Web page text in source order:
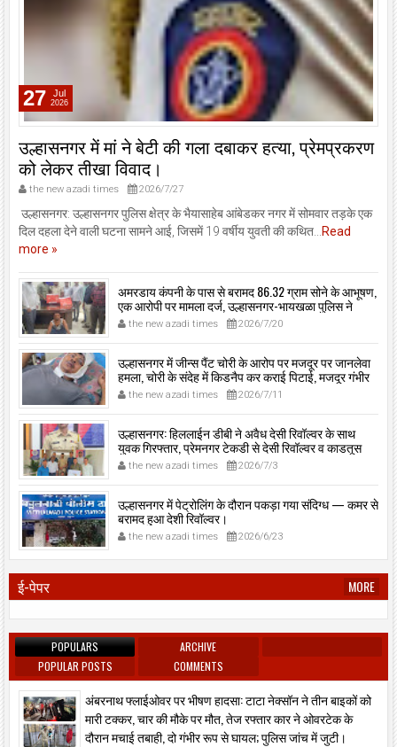
27 Jul
2026
उल्हासनगर में मां ने बेटी की गला दबाकर हत्या, प्रेमप्रकरण
को लेकर तीखा विवाद।
the new azadi times 2026/7/27
उल्हासनगर: उल्हासनगर पुलिस क्षेत्र के भैयासाहेब आंबेडकर नगर में सोमवार तड़के एक
दिल दहला देने वाली घटना सामने आई, जिसमें 19 वर्षीय युवती की कथित... Read
more »
अमरडाय कंपनी के पास से बरामद 86.32 ग्राम सोने के आभूषण,
एक आरोपी पर मामला दर्ज, उल्हासनगर-भायखळा पुलिस ने
घरफोड़ियों के संबंध में एक आरोपी से महत्वपूर्ण पूछताछ के बाद
आरोपी के साथी के ठिकाने से 10,90,261 रुपये मूल्य के सोने के
आभूषण बरामद किए।
the new azadi times 2026/7/20
उल्हासनगर में जीन्स पैंट चोरी के आरोप पर मजदूर पर जानलेवा
हमला, चोरी के संदेह में किडनैप कर कराई पिटाई, मजदूर गंभीर
रूप से जख्मी।
the new azadi times 2026/7/11
उल्हासनगर: हिललाईन डीबी ने अवैध देसी रिवॉल्वर के साथ
युवक गिरफ्तार, प्रेमनगर टेकडी से देसी रिवॉल्वर व काडतूस
जप्त, इलीगल हथियार साथ पकड़ा गया युवक एक दिन की
पोलीस कोठडी में।
the new azadi times 2026/7/3
उल्हासनगर में पेट्रोलिंग के दौरान पकड़ा गया संदिग्ध — कमर से
बरामद हुआ देशी रिवॉल्वर।
the new azadi times 2026/6/23
ई-पेपर MORE
POPULARS
ARCHIVE
POPULAR POSTS
COMMENTS
अंबरनाथ फ्लाईओवर पर भीषण हादसा: टाटा नेक्सॉन ने तीन बाइकों को
मारी टक्कर, चार की मौके पर मौत, तेज रफ्तार कार ने ओवरटेक के
दौरान मचाई तबाही, दो गंभीर रूप से घायल; पुलिस जांच में जुटी।